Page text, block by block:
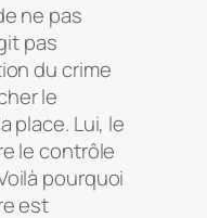
ne pas
pas
du crime
le
place. Lui, le
le contrôle
pourquoi
est